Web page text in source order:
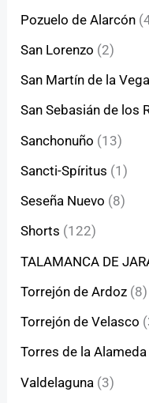
Pozuelo de Alarcón
San Lorenzo (2)
San Martín de la Vega
San Sebasián de los
Sanchonuño (13)
Sancti-Spíritus (1)
Seseña Nuevo (8)
Shorts (122)
TALAMANCA DE
Torrejón de Ardoz (8)
Torrejón de Velasco
Torres de la Alameda
Valdelaguna (3)